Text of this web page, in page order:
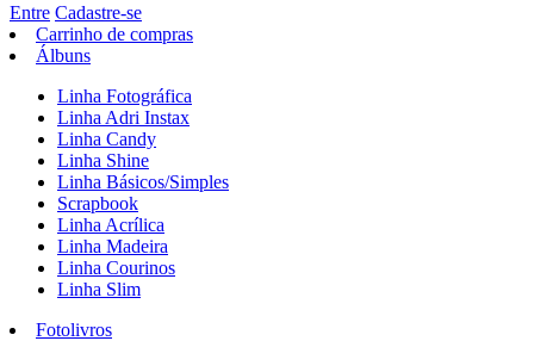
Entre Cadastre-se
Carrinho de compras
Álbuns
Linha Fotográfica
Linha Adri Instax
Linha Candy
Linha Shine
Linha Básicos/Simples
Scrapbook
Linha Acrílica
Linha Madeira
Linha Courinos
Linha Slim
Fotolivros